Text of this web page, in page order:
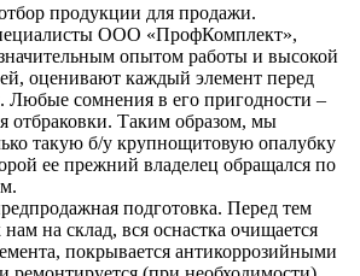
продукции для продажи.
ООО «ПрофКомплект»,
опытом работы и высокой
оценивают каждый элемент перед
Любые сомнения в его пригодности –
отбраковки. Таким образом, мы
такую б/у крупнощитовую опалубку
ее прежний владелец обращался по
подготовка. Перед тем
нам на склад, вся оснастка очищается
покрывается антикоррозийными